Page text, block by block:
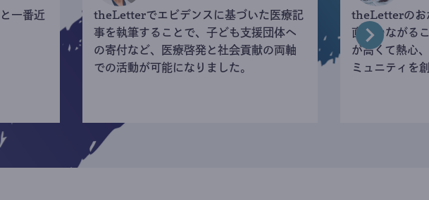
一番近
theLetterでエビデンスに基づいた医療記
事を執筆することで、子ども支援団体へ
の寄付など、医療啓発と社会貢献の両軸
での活動が可能になりました。
theLetterのお
直接つながる
が高くて熱心
ミュニティを